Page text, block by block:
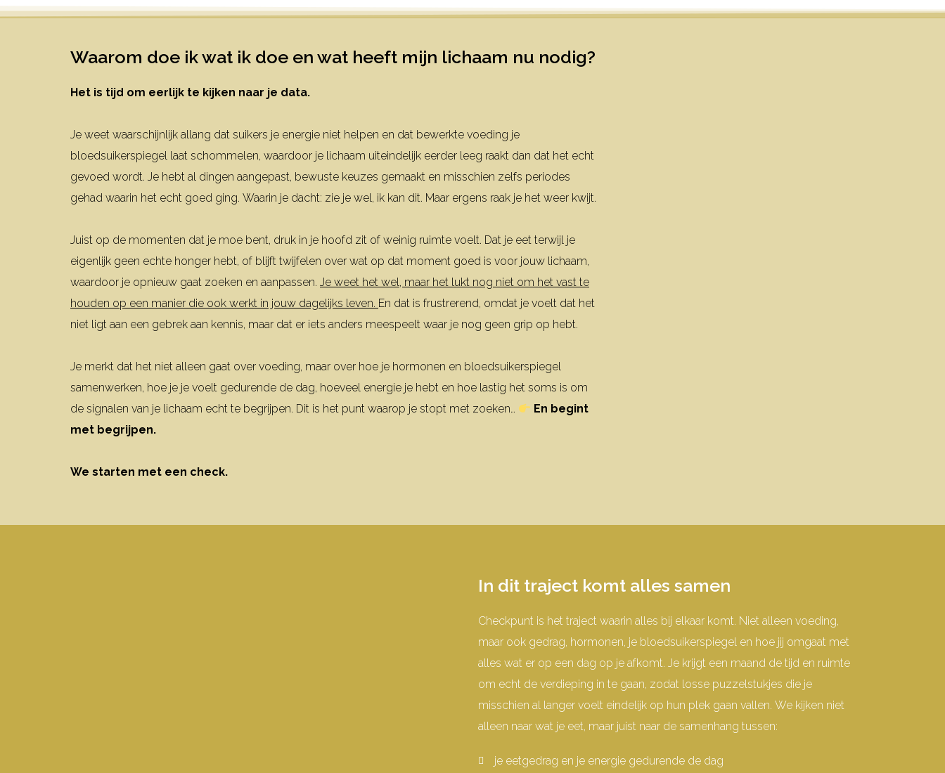
Waarom doe ik wat ik doe en wat heeft mijn lichaam nu nodig?
Het is tijd om eerlijk te kijken naar je data.
Je weet waarschijnlijk allang dat suikers je energie niet helpen en dat bewerkte voeding je
bloedsuikerspiegel laat schommelen, waardoor je lichaam uiteindelijk eerder leeg raakt dan dat het echt
gevoed wordt. Je hebt al dingen aangepast, bewuste keuzes gemaakt en misschien zelfs periodes
gehad waarin het echt goed ging. Waarin je dacht: zie je wel, ik kan dit. Maar ergens raak je het weer kwijt.
Juist op de momenten dat je moe bent, druk in je hoofd zit of weinig ruimte voelt. Dat je eet terwijl je
eigenlijk geen echte honger hebt, of blijft twijfelen over wat op dat moment goed is voor jouw lichaam,
waardoor je opnieuw gaat zoeken en aanpassen. Je weet het wel, maar het lukt nog niet om het vast te
houden op een manier die ook werkt in jouw dagelijks leven. En dat is frustrerend, omdat je voelt dat het
niet ligt aan een gebrek aan kennis, maar dat er iets anders meespeelt waar je nog geen grip op hebt.
Je merkt dat het niet alleen gaat over voeding, maar over hoe je hormonen en bloedsuikerspiegel
samenwerken, hoe je je voelt gedurende de dag, hoeveel energie je hebt en hoe lastig het soms is om
de signalen van je lichaam echt te begrijpen. Dit is het punt waarop je stopt met zoeken…
En begint
met begrijpen.
We starten met een check.
In dit traject komt alles samen
Checkpunt is het traject waarin alles bij elkaar komt. Niet alleen voeding,
maar ook gedrag, hormonen, je bloedsuikerspiegel en hoe jij omgaat met
alles wat er op een dag op je afkomt. Je krijgt een maand de tijd en ruimte
om echt de verdieping in te gaan, zodat losse puzzelstukjes die je
misschien al langer voelt eindelijk op hun plek gaan vallen. We kijken niet
alleen naar wat je eet, maar juist naar de samenhang tussen:
je eetgedrag en je energie gedurende de dag